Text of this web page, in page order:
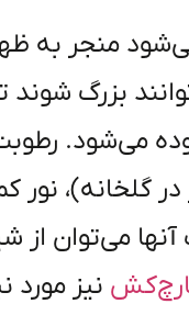
منجر به
بزرگ شوند
می‌شود.
گلخانه)، نور
می‌توان از
نیز مورد